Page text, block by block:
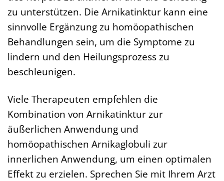
zu unterstützen. Die Arnikatinktur kann eine
sinnvolle Ergänzung zu homöopathischen
Behandlungen sein, um die Symptome zu
lindern und den Heilungsprozess zu
beschleunigen.
Viele Therapeuten empfehlen die
Kombination von Arnikatinktur zur
äußerlichen Anwendung und
homöopathischen Arnikaglobuli zur
innerlichen Anwendung, um einen optimalen
Effekt zu erzielen. Sprechen Sie mit Ihrem Arzt